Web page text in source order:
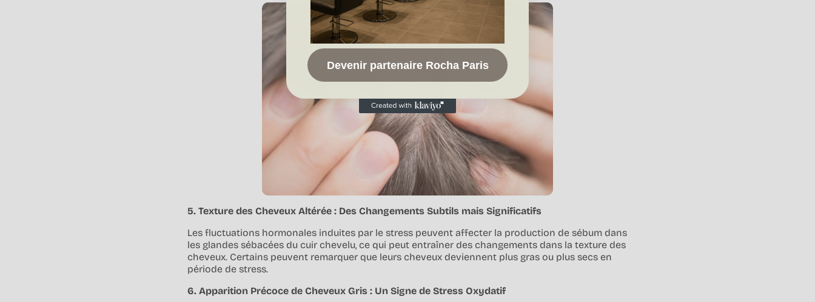
5. Texture des Cheveux Altérée : Des Changements Subtils mais Significatifs
Les fluctuations hormonales induites par le stress peuvent affecter la production de sébum dans
les glandes sébacées du cuir chevelu, ce qui peut entraîner des changements dans la texture des
cheveux. Certains peuvent remarquer que leurs cheveux deviennent plus gras ou plus secs en
période de stress.
6. Apparition Précoce de Cheveux Gris : Un Signe de Stress Oxydatif
Devenir partenaire Rocha Paris